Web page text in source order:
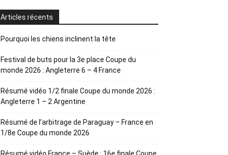
Articles récents
Pourquoi les chiens inclinent la tête
Festival de buts pour la 3e place Coupe du
monde 2026 : Angleterre 6 – 4 France
Résumé vidéo 1/2 finale Coupe du monde 2026 :
Angleterre 1 – 2 Argentine
Résumé de l’arbitrage de Paraguay – France en
1/8e Coupe du monde 2026